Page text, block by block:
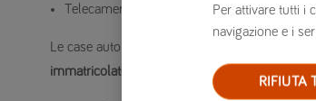
Telecamera di retromarcia o sensori di
Le case automobilistiche stanno andando in
immatricolate recentemente hanno in
Per attivare tutti i
navigazione e i
RIFIUTA